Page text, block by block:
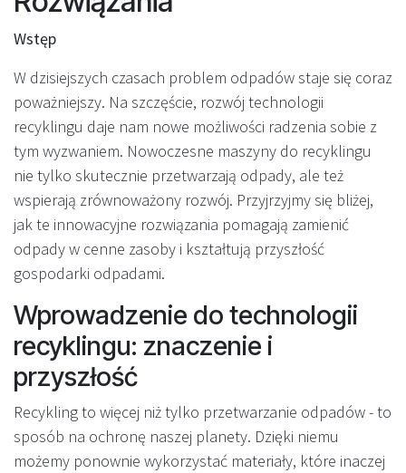
Wstęp
W dzisiejszych czasach problem odpadów staje się coraz
poważniejszy. Na szczęście, rozwój technologii
recyklingu daje nam nowe możliwości radzenia sobie z
tym wyzwaniem. Nowoczesne maszyny do recyklingu
nie tylko skutecznie przetwarzają odpady, ale też
wspierają zrównoważony rozwój. Przyjrzyjmy się bliżej,
jak te innowacyjne rozwiązania pomagają zamienić
odpady w cenne zasoby i kształtują przyszłość
gospodarki odpadami.
Wprowadzenie do technologii
recyklingu: znaczenie i
przyszłość
Recykling to więcej niż tylko przetwarzanie odpadów - to
sposób na ochronę naszej planety. Dzięki niemu
możemy ponownie wykorzystać materiały, które inaczej